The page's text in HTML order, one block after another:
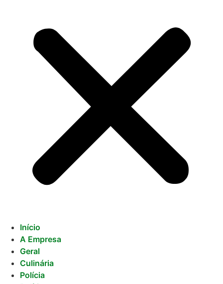
Início
A Empresa
Geral
Culinária
Polícia